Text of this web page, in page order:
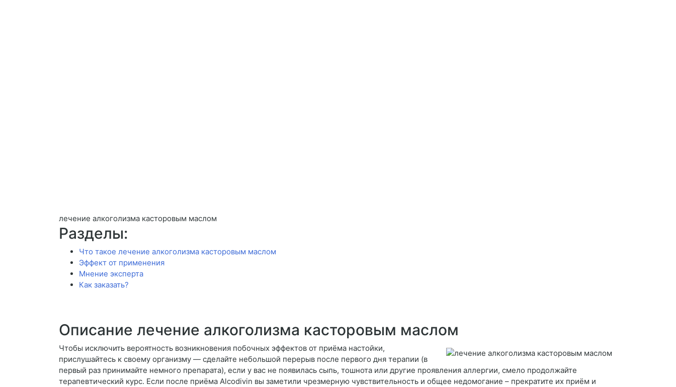
лечение алкоголизма касторовым маслом
Разделы:
Что такое лечение алкоголизма касторовым маслом
Эффект от применения
Мнение эксперта
Как заказать?
Описание лечение алкоголизма касторовым маслом
Чтобы исключить вероятность возникновения побочных эффектов от приёма настойки,
прислушайтесь к своему организму — сделайте небольшой перерыв после первого дня терапии (в
первый раз принимайте немного препарата), если у вас не появилась сыпь, тошнота или другие проявления аллергии, смело продолжайте
терапевтический курс. Если после приёма Alcodivin вы заметили чрезмерную чувствительность и общее недомогание – прекратите их приём и